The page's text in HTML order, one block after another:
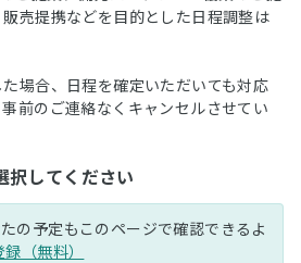
売提携などを目的とした日程調整は
場合、日程を確定いただいても対応
前のご連絡なくキャンセルさせてい
択してください
の予定もこのページで確認できるよ
（無料）